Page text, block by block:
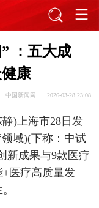
：五大成
康
中国新闻网 2026-03-28 23:08
)上海市28日发
域)(下称：中试
新成果与9款医疗
医疗高质量发